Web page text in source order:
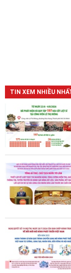
TIN XEM NHIỀU